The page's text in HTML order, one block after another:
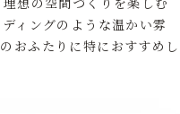
ィングのような温かい雰
おふたりに特におすすめし